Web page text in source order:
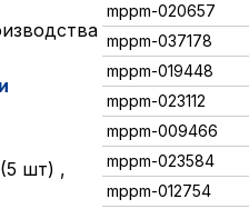
(5 шт) ,
mppm-020657
mppm-037178
mppm-019448
mppm-023112
mppm-009466
mppm-023584
mppm-012754